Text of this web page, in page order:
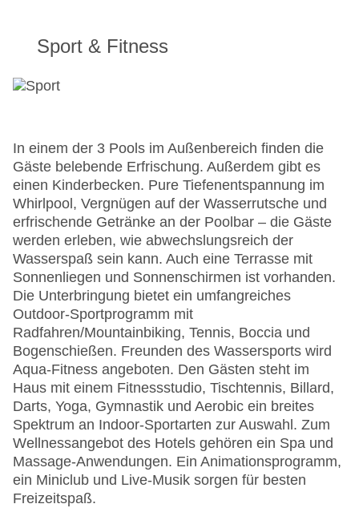
Sport & Fitness
In einem der 3 Pools im Außenbereich finden die
Gäste belebende Erfrischung. Außerdem gibt es
einen Kinderbecken. Pure Tiefenentspannung im
Whirlpool, Vergnügen auf der Wasserrutsche und
erfrischende Getränke an der Poolbar – die Gäste
werden erleben, wie abwechslungsreich der
Wasserspaß sein kann. Auch eine Terrasse mit
Sonnenliegen und Sonnenschirmen ist vorhanden.
Die Unterbringung bietet ein umfangreiches
Outdoor-Sportprogramm mit
Radfahren/Mountainbiking, Tennis, Boccia und
Bogenschießen. Freunden des Wassersports wird
Aqua-Fitness angeboten. Den Gästen steht im
Haus mit einem Fitnessstudio, Tischtennis, Billard,
Darts, Yoga, Gymnastik und Aerobic ein breites
Spektrum an Indoor-Sportarten zur Auswahl. Zum
Wellnessangebot des Hotels gehören ein Spa und
Massage-Anwendungen. Ein Animationsprogramm,
ein Miniclub und Live-Musik sorgen für besten
Freizeitspaß.